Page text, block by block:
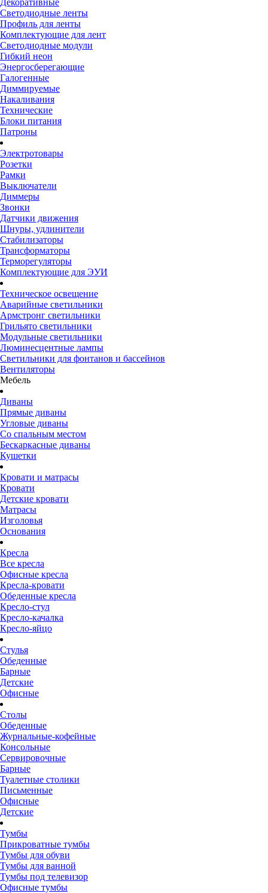
Декоративные
Светодиодные ленты
Профиль для ленты
Комплектующие для лент
Светодиодные модули
Гибкий неон
Энергосберегающие
Галогенные
Диммируемые
Накаливания
Технические
Блоки питания
Патроны
Электротовары
Розетки
Рамки
Выключатели
Диммеры
Звонки
Датчики движения
Шнуры, удлинители
Стабилизаторы
Трансформаторы
Терморегуляторы
Комплектующие для ЭУИ
Техническое освещение
Аварийные светильники
Армстронг светильники
Грильято светильники
Модульные светильники
Люминесцентные лампы
Светильники для фонтанов и бассейнов
Вентиляторы
Мебель
Диваны
Прямые диваны
Угловые диваны
Со спальным местом
Бескаркасные диваны
Кушетки
Кровати и матрасы
Кровати
Детские кровати
Матрасы
Изголовья
Основания
Кресла
Все кресла
Офисные кресла
Кресла-кровати
Обеденные кресла
Кресло-стул
Кресло-качалка
Кресло-яйцо
Стулья
Обеденные
Барные
Детские
Офисные
Столы
Обеденные
Журнальные-кофейные
Консольные
Сервировочные
Барные
Туалетные столики
Письменные
Офисные
Детские
Тумбы
Прикроватные тумбы
Тумбы для обуви
Тумбы для ванной
Тумбы под телевизор
Офисные тумбы